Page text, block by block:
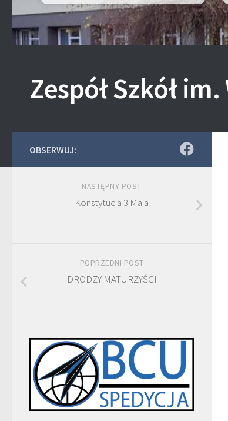
Zespół Szkół
OBSERWUJ:
NASTĘPNY POST
Konstytucja 3 Maja
POPRZEDNI POST
DRODZY MATURZYŚCI